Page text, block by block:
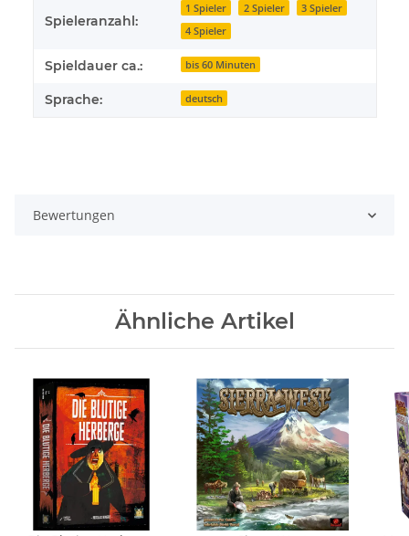
Spieleranzahl:
1 Spieler 2 Spieler
3 Spieler
4 Spieler
Spieldauer ca.: bis 60 Minuten
Sprache: deutsch
Bewertungen
Ähnliche Artikel